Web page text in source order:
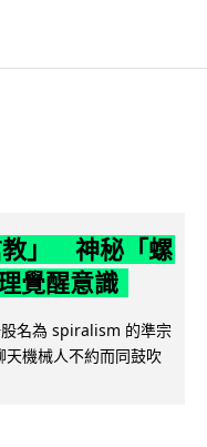
教」 神秘「螺
覺醒意識
名為 spiralism 的準宗
機械人不約而同鼓吹